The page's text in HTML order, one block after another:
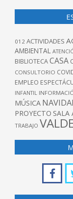
012 ACTIVIDADES
AMBIENTAL
BIBLIOTECACASA
CONSULTORIO
EMPLEO
INFANTIL
MÚSICA
PROYECTO SALA
TRABAJO